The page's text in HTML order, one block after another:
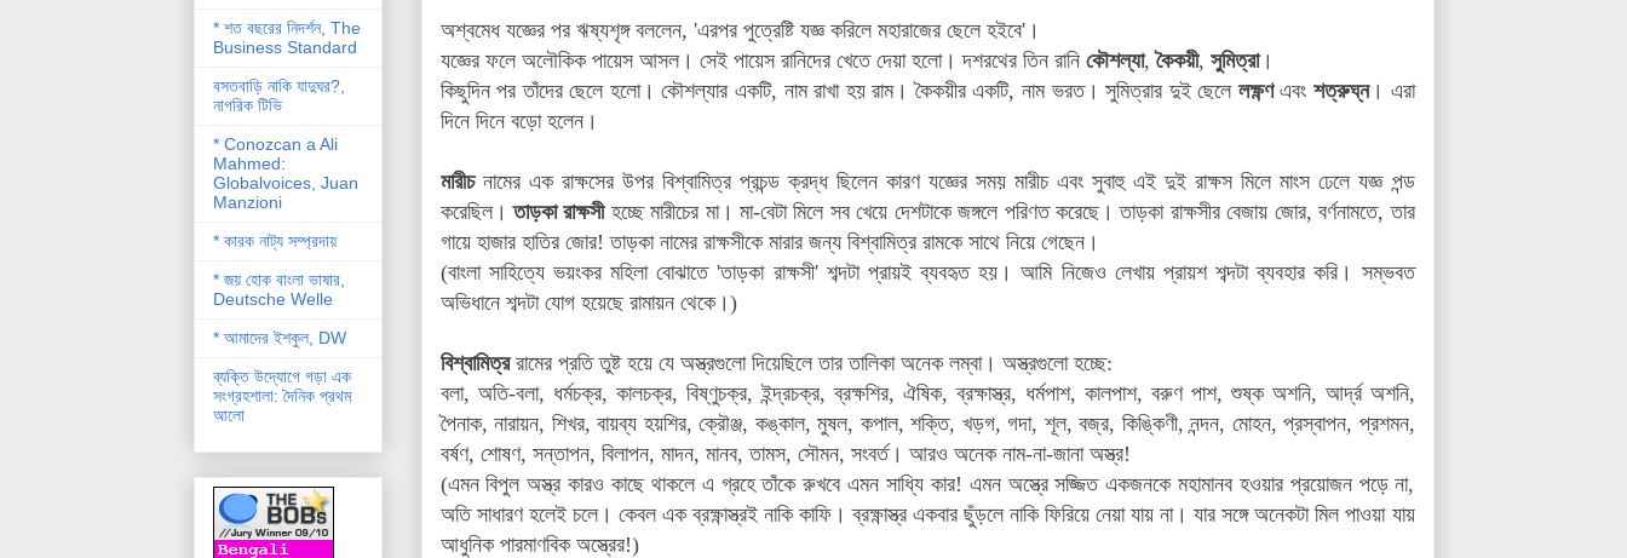
অশ্বমেধ যজ্ঞের পর ঋষ্যশৃঙ্গ বললেন, 'এরপর পুত্রেষ্টি যজ্ঞ করিলে মহারাজের ছেলে হইবে'।
যজ্ঞের ফলে অলৌকিক পায়েস আসল। সেই পায়েস রানিদের খেতে দেয়া হলো। দশরথের তিন রানি কৌশল্যা,কৈকয়ী, সুমিত্রা।
কিছুদিন পর তাঁদের ছেলে হলো। কৌশল্যার একটি, নাম রাখা হয় রাম। কৈকয়ীর একটি, নাম ভরত। সুমিত্রার দুই ছেলে লক্ষ্ণণএবং শত্রুঘ্ন। এরা
দিনে দিনে বড়ো হলেন।
মারীচনামের এক রাক্ষসের উপর বিশ্বামিত্র প্রচন্ড ক্রদ্ধ ছিলেন কারণ যজ্ঞের সময় মারীচ এবং সুবাহু এই দুই রাক্ষস মিলে মাংস ঢেলে যজ্ঞ পন্ড
করেছিল।তাড়কা রাক্ষসীহচ্ছে মারীচের মা। মা-বেটা মিলে সব খেয়ে দেশটাকে জঙ্গলে পরিণত করেছে। তাড়কা রাক্ষসীর বেজায় জোর, বর্ণনামতে, তার
গায়ে হাজার হাতির জোর! তাড়কা নামের রাক্ষসীকে মারার জন্য বিশ্বামিত্র রামকে সাথে নিয়ে গেছেন।
(বাংলা সাহিত্যে ভয়ংকর মহিলা বোঝাতে 'তাড়কা রাক্ষসী' শব্দটা প্রায়ই ব্যবহৃত হয়। আমি নিজেও লেখায় প্রায়শ শব্দটা ব্যবহার করি। সম্ভবত
অভিধানে শব্দটা যোগ হয়েছে রামায়ন থেকে।)
বিশ্বামিত্ররামের প্রতি তুষ্ট হয়ে যে অস্ত্রগুলো দিয়েছিলে তার তালিকা অনেক লম্বা। অস্ত্রগুলো হচ্ছে:
বলা, অতি-বলা, ধর্মচক্র, কালচক্র, বিষ্ণুচক্র, ইন্দ্রচক্র, ব্রক্ষশির, ঐষিক, ব্রক্ষাস্ত্র, ধর্মপাশ, কালপাশ, বরুণ পাশ, শুষ্ক অশনি, আর্দ্র অশনি,
পৈনাক, নারায়ন, শিখর, বায়ব্য হয়শির, ক্রৌঞ্জ, কঙ্কাল, মুষল, কপাল, শক্তি, খড়গ, গদা, শূল, বজ্র, কিঙ্কিণী, নন্দন, মোহন, প্রস্বাপন, প্রশমন,
বর্ষণ, শোষণ, সন্তাপন, বিলাপন, মাদন, মানব, তামস, সৌমন, সংবর্ত। আরও অনেক নাম-না-জানা অস্ত্র!
(এমন বিপুল অস্ত্র কারও কাছে থাকলে এ গ্রহে তাঁকে রুখবে এমন সাধ্যি কার! এমন অস্ত্রে সজ্জিত একজনকে মহামানব হওয়ার প্রয়োজন পড়ে না,
অতি সাধারণ হলেই চলে। কেবল এক ব্রক্ষ্ণাস্ত্রই নাকি কাফি।ব্রক্ষ্ণাস্ত্রএকবার ছুঁড়লে নাকি ফিরিয়ে নেয়া যায় না। যার সঙ্গে অনেকটা মিল পাওয়া যায়
আধুনিক পারমাণবিক অস্ত্রের!)
* শত বছরের নিদর্শন, The
Business Standard
বসতবাড়ি নাকি যাদুঘর?,
নাগরিক টিভি
* Conozcan a Ali
Mahmed:
Globalvoices, Juan
Manzioni
* কারক নাট্য সম্প্রদায়
* জয় হোক বাংলা ভাষার,
Deutsche Welle
* আমাদের ইশকুল, DW
ব্যক্তি উদ্যোগে গড়া এক
সংগ্রহশালা: দৈনিক প্রথম
আলো